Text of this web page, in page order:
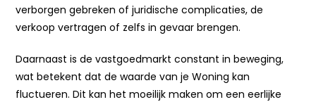
verborgen gebreken of juridische complicaties, de
verkoop vertragen of zelfs in gevaar brengen.
Daarnaast is de vastgoedmarkt constant in beweging,
wat betekent dat de waarde van je Woning kan
fluctueren. Dit kan het moeilijk maken om een eerlijke